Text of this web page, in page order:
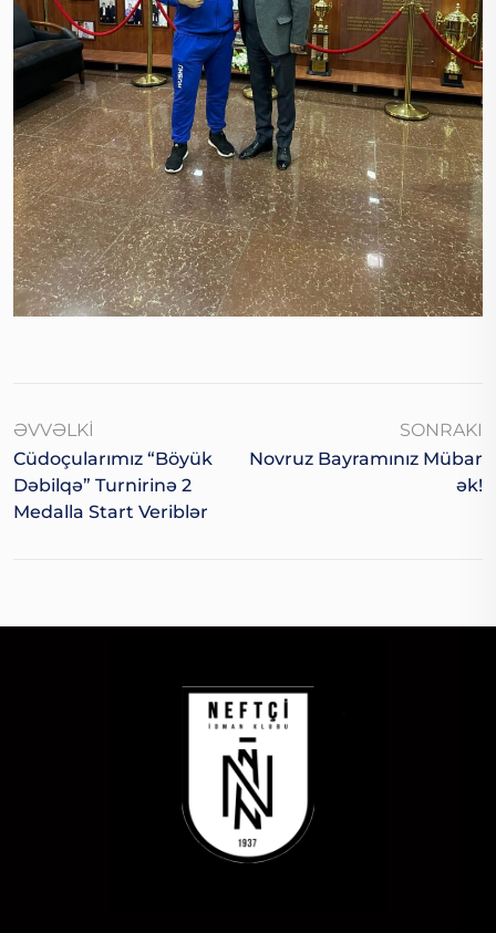
ƏVVƏLKI
Cüdoçularımız “Böyük
Dəbilqə” Turnirinə 2
Medalla Start Veriblər
SONRAKI
Novruz Bayramınız Mübar
Ək!